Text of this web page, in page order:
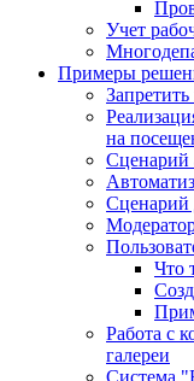
Учет
Примеры
на
Сценарий
Сценарий
Что
Работа с
галереи
Система